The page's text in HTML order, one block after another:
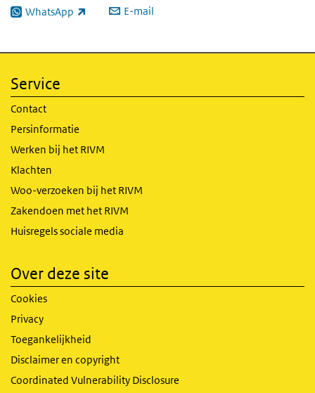
WhatsApp
(externe link) E-mail
Service
Contact
Persinformatie
Werken bij het RIVM
Klachten
Woo-verzoeken bij het RIVM
Zakendoen met het RIVM
Huisregels sociale media
Over deze site
Cookies
Privacy
Toegankelijkheid
Disclaimer en copyright
Coordinated Vulnerability Disclosure